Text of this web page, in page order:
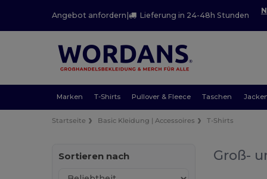
Angebot anfordern | Lieferung in 24-48h Stunden
Marken T-Shirts Pullover & Fleece Taschen
Startseite Basic Kleidung | Accessoires T-Shirts
Sortieren nach Groß-